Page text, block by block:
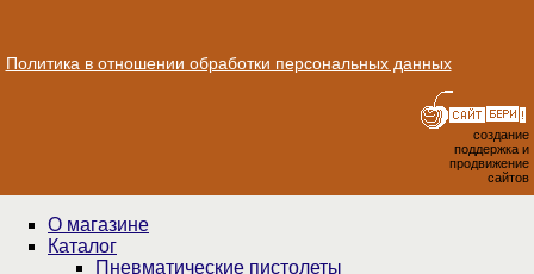
Политика в отношении обработки персональных данных
создание
поддержка и
продвижение
сайтов
О магазине
Каталог
Пнев­ма­ти­чес­кие пистолеты